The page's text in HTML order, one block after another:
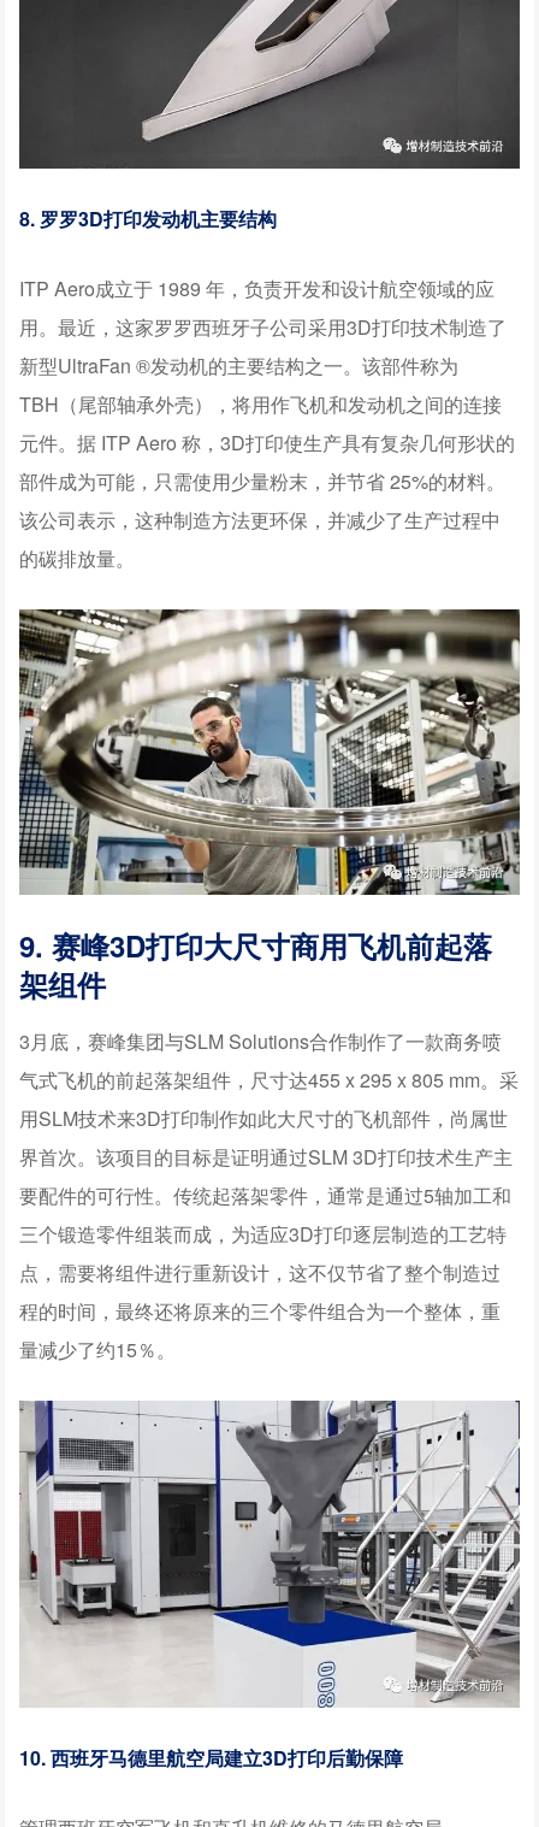
8. 罗罗3D打印发动机主要结构
ITP Aero成立于 1989 年，负责开发和设计航空领域的应
用。最近，这家罗罗西班牙子公司采用3D打印技术制造了
新型UltraFan ®发动机的主要结构之一。该部件称为
TBH（尾部轴承外壳），将用作飞机和发动机之间的连接
元件。据 ITP Aero 称，3D打印使生产具有复杂几何形状的
部件成为可能，只需使用少量粉末，并节省 25%的材料。
该公司表示，这种制造方法更环保，并减少了生产过程中
的碳排放量。
9. 赛峰3D打印大尺寸商用飞机前起落
架组件
3月底，赛峰集团与SLM Solutions合作制作了一款商务喷
气式飞机的前起落架组件，尺寸达455 x 295 x 805 mm。采
用SLM技术来3D打印制作如此大尺寸的飞机部件，尚属世
界首次。该项目的目标是证明通过SLM 3D打印技术生产主
要配件的可行性。传统起落架零件，通常是通过5轴加工和
三个锻造零件组装而成，为适应3D打印逐层制造的工艺特
点，需要将组件进行重新设计，这不仅节省了整个制造过
程的时间，最终还将原来的三个零件组合为一个整体，重
量减少了约15％。
10. 西班牙马德里航空局建立3D打印后勤保障